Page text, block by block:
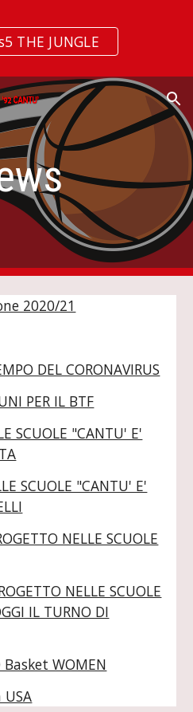
Skip to navigation
THE JUNGLE
2020/21
DEL CORONAVIRUS
PER IL BTF
SCUOLE "CANTU' E'
SCUOLE "CANTU' E'
NELLE SCUOLE
NELLE SCUOLE
IL TURNO DI
Basket WOMEN